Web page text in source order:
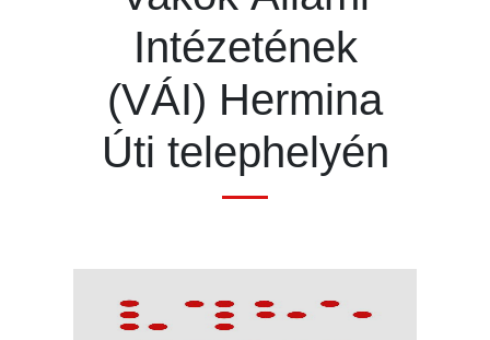
Intézetének
(VÁI) Hermina
Úti telephelyén